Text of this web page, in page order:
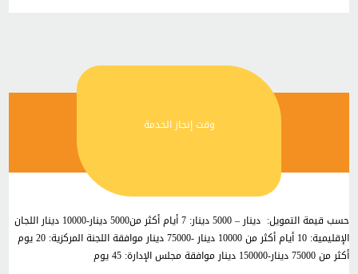
وقت إنجاز الخدمة
حسب قيمة التمويل: دينار – 5000 دينار: 7 أيام أكثر من5000 دينار-10000 دينار اللجان
الإقليمية: 10 أيام أكثر من 10000 دينار -75000 دينار موافقة اللجنة المركزية: 20 يوم
أكثر من 75000 دينار-150000 دينار موافقة مجلس الإدارة: 45 يوم